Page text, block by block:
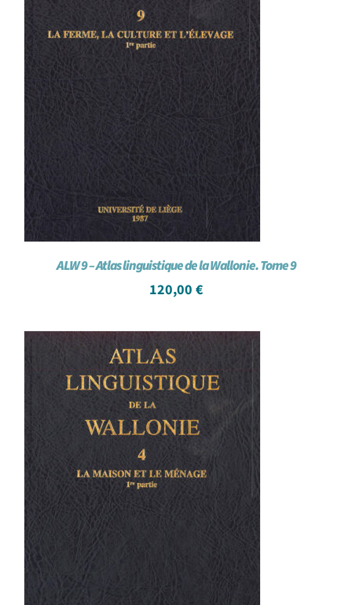
ALW 9 – Atlas linguistique de la Wallonie. Tome 9
120,00 €